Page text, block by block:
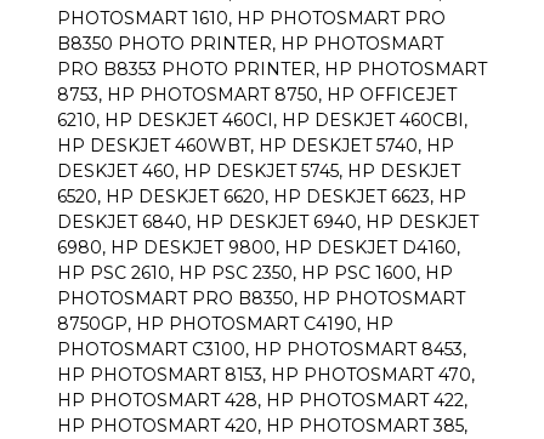
PHOTOSMART 1610, HP PHOTOSMART PRO
B8350 PHOTO PRINTER, HP PHOTOSMART
PRO B8353 PHOTO PRINTER, HP PHOTOSMART
8753, HP PHOTOSMART 8750, HP OFFICEJET
6210, HP DESKJET 460CI, HP DESKJET 460CBI,
HP DESKJET 460WBT, HP DESKJET 5740, HP
DESKJET 460, HP DESKJET 5745, HP DESKJET
6520, HP DESKJET 6620, HP DESKJET 6623, HP
DESKJET 6840, HP DESKJET 6940, HP DESKJET
6980, HP DESKJET 9800, HP DESKJET D4160,
HP PSC 2610, HP PSC 2350, HP PSC 1600, HP
PHOTOSMART PRO B8350, HP PHOTOSMART
8750GP, HP PHOTOSMART C4190, HP
PHOTOSMART C3100, HP PHOTOSMART 8453,
HP PHOTOSMART 8153, HP PHOTOSMART 470,
HP PHOTOSMART 428, HP PHOTOSMART 422,
HP PHOTOSMART 420, HP PHOTOSMART 385,